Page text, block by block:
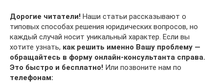
Дорогие читатели! Наши статьи рассказывают о
типовых способах решения юридических вопросов, но
каждый случай носит уникальный характер. Если вы
хотите узнать, как решить именно Вашу проблему —
обращайтесь в форму онлайн-консультанта справа.
Это быстро и бесплатно! Или позвоните нам по
телефонам: